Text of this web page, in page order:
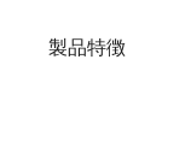
製品特徴